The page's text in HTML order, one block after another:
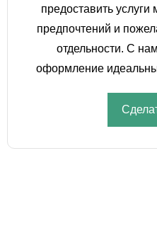
предоставить
предпочтений и
отдельности. С
оформление